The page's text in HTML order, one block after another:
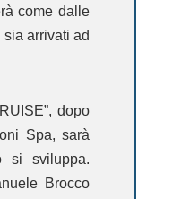
come dalle
arrivati ad
dopo
Spa, sarà
si sviluppa.
Brocco